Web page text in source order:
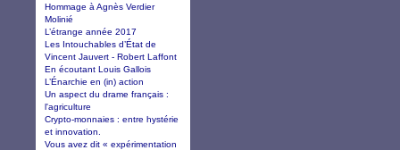
Hommage à Agnès Verdier
Molinié
L’étrange année 2017
Les Intouchables d’État de
Vincent Jauvert - Robert Laffont
En écoutant Louis Gallois
L’Énarchie en (in) action
Un aspect du drame français :
l'agriculture
Crypto-monnaies : entre hystérie
et innovation.
Vous avez dit « expérimentation